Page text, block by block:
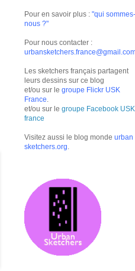
Pour en savoir plus : "qui sommes-
nous ?"
Pour nous contacter :
Les sketchers français partagent
leurs dessins sur ce blog
et/ou sur le groupe Flickr USK
France
et/ou sur le groupe Facebook USK
france
Visitez aussi le blog monde urban
sketchers.org